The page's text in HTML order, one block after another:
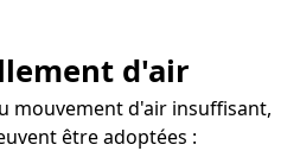
d'air
mouvement d'air insuffisant,
être adoptées :